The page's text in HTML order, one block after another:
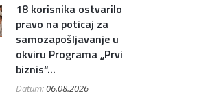
18 korisnika ostvarilo
pravo na poticaj za
samozapošljavanje u
okviru Programa „Prvi
biznis“...
Datum:06.08.2026